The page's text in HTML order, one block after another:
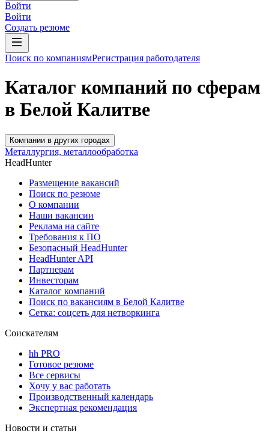
Войти
Войти
Создать резюме
Поиск по компаниямРегистрация работодателя
Каталог компаний по сферам
в Белой Калитве
Компании в других городах
Металлургия, металлообработка
HeadHunter
Размещение вакансий
Поиск по резюме
О компании
Наши вакансии
Реклама на сайте
Требования к ПО
Безопасный HeadHunter
HeadHunter API
Партнерам
Инвесторам
Каталог компаний
Поиск по вакансиям в Белой Калитве
Сетка: соцсеть для нетворкинга
Соискателям
hh PRO
Готовое резюме
Все сервисы
Хочу у вас работать
Производственный календарь
Экспертная рекомендация
Новости и статьи